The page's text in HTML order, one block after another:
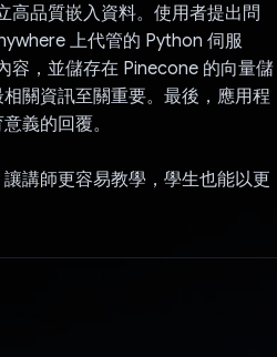
高品質嵌入資料。使用者提出問
上代管的 Python 伺服
容，並儲存在 Pinecone 的向量儲
關資訊至關重要。最後，應用程
義的回覆。
講師更容易教學，學生也能以更